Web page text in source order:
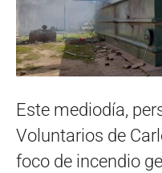
Este mediodía,
Voluntarios de
foco de incendio